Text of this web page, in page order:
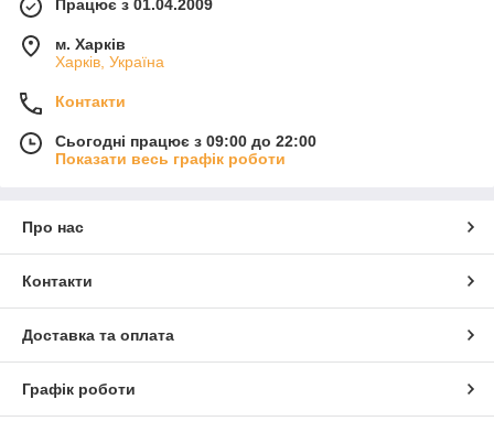
Працює з 01.04.2009
м. Харків
Харків, Україна
Контакти
Сьогодні працює з 09:00 до 22:00
Показати весь графік роботи
Про нас
Контакти
Доставка та оплата
Графік роботи